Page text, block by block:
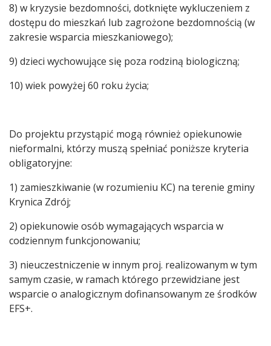
8) w kryzysie bezdomności, dotknięte wykluczeniem z
dostępu do mieszkań lub zagrożone bezdomnością (w
zakresie wsparcia mieszkaniowego);
9) dzieci wychowujące się poza rodziną biologiczną;
10) wiek powyżej 60 roku życia;
Do projektu przystąpić mogą również opiekunowie
nieformalni, którzy muszą spełniać poniższe kryteria
obligatoryjne:
1) zamieszkiwanie (w rozumieniu KC) na terenie gminy
Krynica Zdrój;
2) opiekunowie osób wymagających wsparcia w
codziennym funkcjonowaniu;
3) nieuczestniczenie w innym proj. realizowanym w tym
samym czasie, w ramach którego przewidziane jest
wsparcie o analogicznym dofinansowanym ze środków
EFS+.